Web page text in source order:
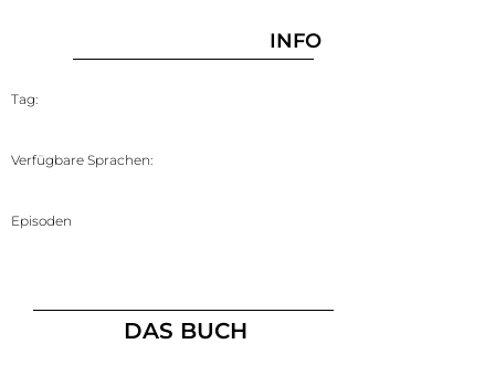
INFO
Tag:
Verfügbare Sprachen:
Episoden
DAS BUCH